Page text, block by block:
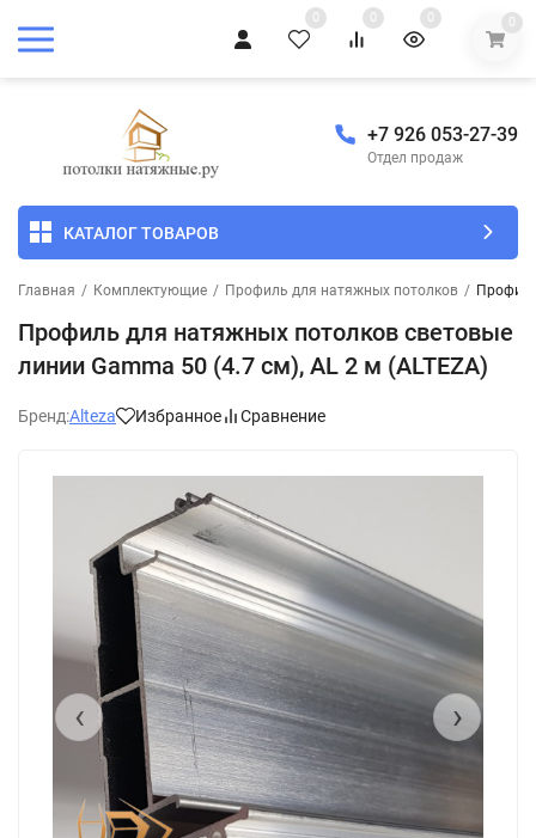
0 0 0 0
+7 926 053-27-39
Отдел продаж
КАТАЛОГ ТОВАРОВ
Главная / Комплектующие / Профиль для натяжных потолков /
Профиль для натяжных потолков световые
линии Gamma 50 (4.7 см), AL 2 м (ALTEZA)
Бренд:Alteza Избранное Сравнение
‹ ›